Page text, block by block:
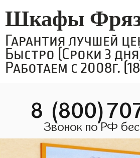
Шкафы
Гарантия лучшей
Быстро (Сроки 3
Работаем с 2008г.
8
Звонок по РФ